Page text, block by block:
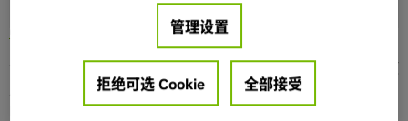
Google Cloud
该视频片段展示了一位佩戴无约束式 VR 头显设备的艺术家使
Masterpiece Studio Pro创作完全装扮的角色。
Masterpiece Studio Pro 在 Google Cloud 中远程运行，并
管理设置
拒绝可选 Cookie 全部接受